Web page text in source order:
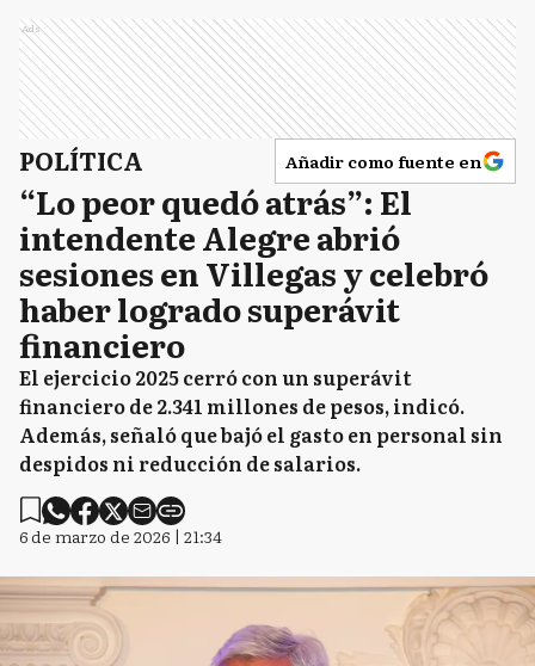
Ads
POLÍTICA Añadir como fuente en
“Lo peor quedó atrás”: El
intendente Alegre abrió
sesiones en Villegas y celebró
haber logrado superávit
financiero
El ejercicio 2025 cerró con un superávit
financiero de 2.341 millones de pesos, indicó.
Además, señaló que bajó el gasto en personal sin
despidos ni reducción de salarios.
6 de marzo de 2026 | 21:34